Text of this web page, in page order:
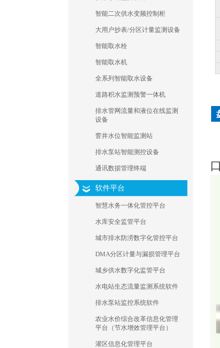
智能二次供水变频控制柜
大用户抄表/分区计量监测设备
智能取水栓
智能取水机
全系列智能取水设备
道路积水监测预警一体机
排水管网流量和液位在线监测
设备
窨井水位智能监测站
排水泵站智能测控设备
通讯数据管理终端
软件平台
智慧水务一体化管控平台
水库安全监管平台
城市排水防涝数字化管控平台
DMA分区计量与漏损管理平台
城乡供水数字化监管平台
水电站生态流量监测系统软件
排水泵站监控系统软件
农业水价综合改革信息化管理
平台（节水增效管理平台）
灌区信息化管理平台